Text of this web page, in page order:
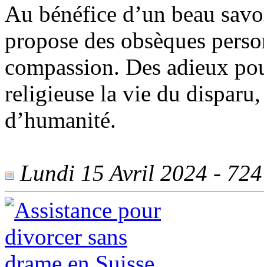
Au bénéfice d’un beau
propose des obsèques
compassion. Des adieux
religieuse la vie du
d’humanité.
Lundi 15 Avril 2024 -